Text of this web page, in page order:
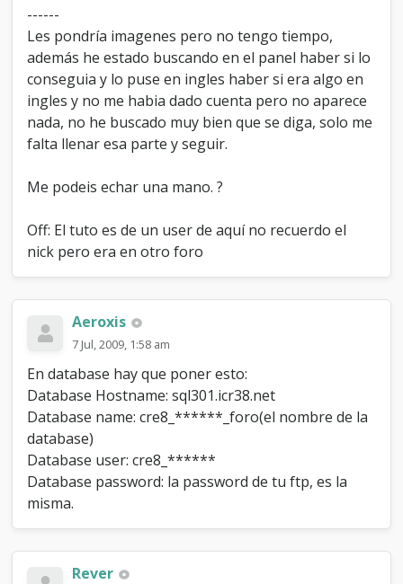
------
Les pondría imagenes pero no tengo tiempo,
además he estado buscando en el panel haber si lo
conseguia y lo puse en ingles haber si era algo en
ingles y no me habia dado cuenta pero no aparece
nada, no he buscado muy bien que se diga, solo me
falta llenar esa parte y seguir.
Me podeis echar una mano. ?
Off: El tuto es de un user de aquí no recuerdo el
nick pero era en otro foro
Aeroxis
7 Jul, 2009, 1:58 am
En database hay que poner esto:
Database Hostname: sql301.icr38.net
Database name: cre8_******_foro(el nombre de la
database)
Database user: cre8_******
Database password: la password de tu ftp, es la
misma.
Rever